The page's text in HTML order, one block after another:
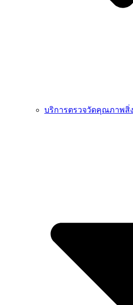
บริการตรวจวัดคุณภาพสิ่